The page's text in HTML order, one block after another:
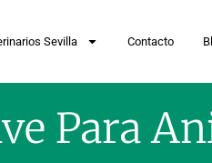
Sevilla Contacto
Para